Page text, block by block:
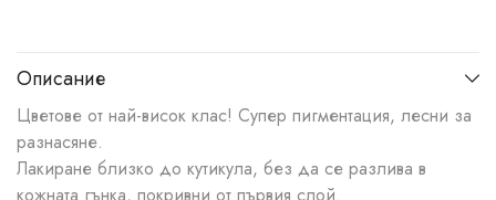
Описание
Цветове от най-висок клас! Супер пигментация, лесни за
разнасяне.
Лакиране близко до кутикула, без да се разлива в